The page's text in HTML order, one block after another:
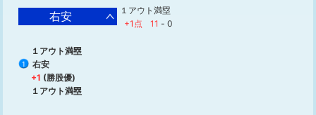
右安
１アウト満塁
+1点
11 - 0
１アウト満塁
1
右安
+1 (勝股優)
１アウト満塁